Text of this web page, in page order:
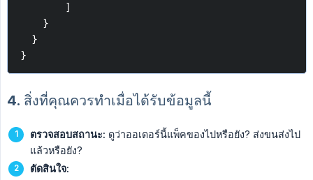
        ]
    }
  }
}
4. สิ่งที่คุณควรทำเมื่อได้รับข้อมูลนี้
ตรวจสอบสถานะ: ดูว่าออเดอร์นี้แพ็คของไปหรือยัง? ส่งขนส่งไป
แล้วหรือยัง?
ตัดสินใจ: